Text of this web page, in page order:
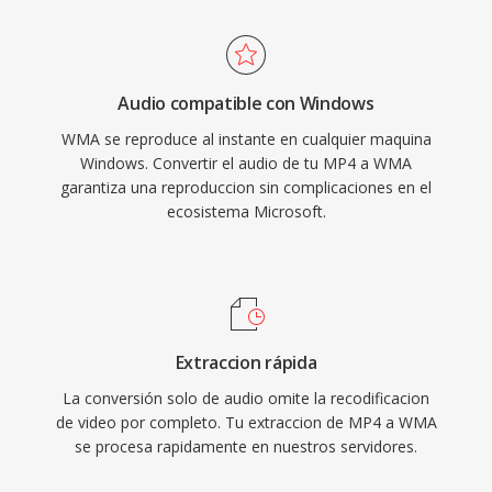
de archivo prácticos a través de redes con
ancho de banda limitado y dispositivos con
almacenamiento restringido.
manejan nativamente en Windows, sin requerir
software de terceros para la reproducción en
cualquier máquina Windows. El soporte
multiplataforma ha mejorado a través de
bibliotecas como FFmpeg y GStreamer,
aunque WMA sigue siendo menos
formato aún aparece en bibliotecas de medios
heredados, aunque los códecs más nuevos lo
han reemplazado en gran medida para
streaming y uso portátil.
Audio compatible con Windows
WMA se reproduce al instante en cualquier maquina
Windows. Convertir el audio de tu MP4 a WMA
garantiza una reproduccion sin complicaciones en el
ecosistema Microsoft.
Extraccion rápida
La conversión solo de audio omite la recodificacion
de video por completo. Tu extraccion de MP4 a WMA
se procesa rapidamente en nuestros servidores.